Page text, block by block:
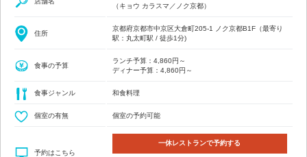
（キョウ カラスマ／ノク京都）
住所
京都府京都市中京区大倉町205-1 ノク京都B1F（最寄り
駅：丸太町駅 / 徒歩1分)
食事の予算
ランチ予算：4,860円～
ディナー予算：4,860円～
食事ジャンル 和食料理
個室の有無 個室の予約可能
予約はこちら
一休レストランで予約する